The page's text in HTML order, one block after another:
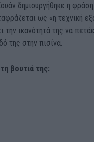
δημιουργήθηκε η φράση
ως «η τεχνική
την ικανότητά της να
της στην πισίνα.
βουτιά της: